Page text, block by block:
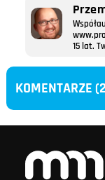
15 lat.
KOMENTARZE